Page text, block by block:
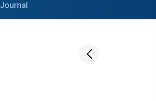
Journal